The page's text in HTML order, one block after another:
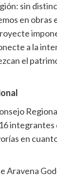
sin
en obras
a la
el
integrantes
en
Aravena